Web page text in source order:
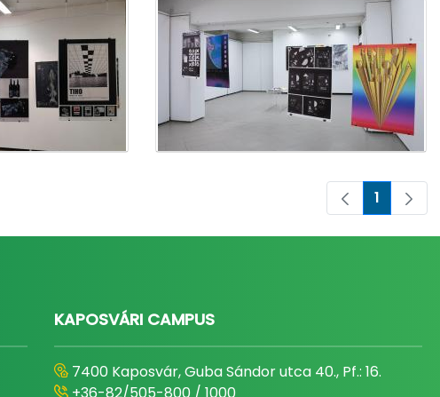
Oldal
1
KAPOSVÁRI CAMPUS
7400 Kaposvár, Guba Sándor utca 40., Pf.: 16.